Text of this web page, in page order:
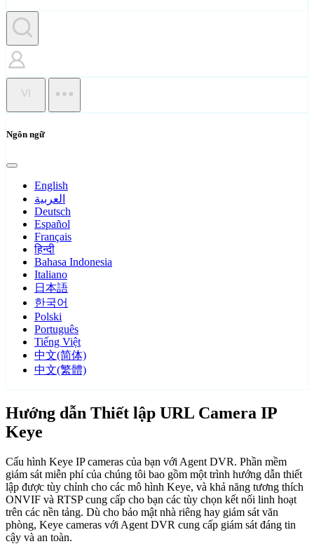
VI
Ngôn ngữ
English
العربية
Deutsch
Español
Français
हिन्दी
Bahasa Indonesia
Italiano
日本語
한국어
Polski
Português
Tiếng Việt
中文(简体)
中文(繁體)
Hướng dẫn Thiết lập URL Camera IP
Keye
Cấu hình Keye IP cameras của bạn với Agent DVR. Phần mềm
giám sát miễn phí của chúng tôi bao gồm một trình hướng dẫn thiết
lập được tùy chỉnh cho các mô hình Keye, và khả năng tương thích
ONVIF và RTSP cung cấp cho bạn các tùy chọn kết nối linh hoạt
trên các nền tảng. Dù cho bảo mật nhà riêng hay giám sát văn
phòng, Keye cameras với Agent DVR cung cấp giám sát đáng tin
cậy và an toàn.